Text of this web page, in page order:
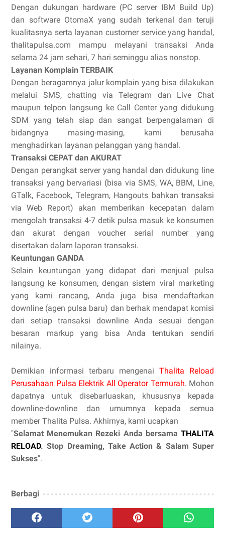
Dengan dukungan hardware (PC server IBM Build Up)
dan software OtomaX yang sudah terkenal dan teruji
kualitasnya serta layanan customer service yang handal,
thalitapulsa.com mampu melayani transaksi Anda
selama 24 jam sehari, 7 hari seminggu alias nonstop.
Layanan Komplain TERBAIK
Dengan beragamnya jalur komplain yang bisa dilakukan
melalui SMS, chatting via Telegram dan Live Chat
maupun telpon langsung ke Call Center yang didukung
SDM yang telah siap dan sangat berpengalaman di
bidangnya masing-masing, kami berusaha
menghadirkan layanan pelanggan yang handal.
Transaksi CEPAT dan AKURAT
Dengan perangkat server yang handal dan didukung line
transaksi yang bervariasi (bisa via SMS, WA, BBM, Line,
GTalk, Facebook, Telegram, Hangouts bahkan transaksi
via Web Report) akan memberikan kecepatan dalam
mengolah transaksi 4-7 detik pulsa masuk ke konsumen
dan akurat dengan voucher serial number yang
disertakan dalam laporan transaksi.
Keuntungan GANDA
Selain keuntungan yang didapat dari menjual pulsa
langsung ke konsumen, dengan sistem viral marketing
yang kami rancang, Anda juga bisa mendaftarkan
downline (agen pulsa baru) dan berhak mendapat komisi
dari setiap transaksi downline Anda sesuai dengan
besaran markup yang bisa Anda tentukan sendiri
nilainya.
Demikian informasi terbaru mengenai Thalita Reload
Perusahaan Pulsa Elektrik All Operator Termurah. Mohon
dapatnya untuk disebarluaskan, khususnya kepada
downline-downline dan umumnya kepada semua
member Thalita Pulsa. Akhirnya, kami ucapkan
"Selamat Menemukan Rezeki Anda bersama THALITA
RELOAD. Stop Dreaming, Take Action & Salam Super
Sukses".
Berbagi